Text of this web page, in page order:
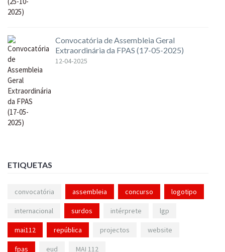
Convocatória de Assembleia Geral
Extraordinária da FPAS (17-05-2025)
12-04-2025
ETIQUETAS
convocatória assembleia concurso logotipo
internacional surdos intérprete lgp
mai112 república projectos website
fpas eud MAI 112